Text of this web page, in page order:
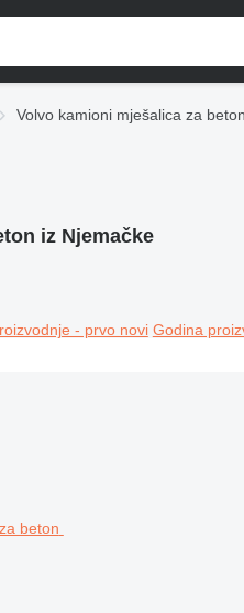
Volvo kamioni mješalica za beton
iz Njemačke
- prvo novi Godina